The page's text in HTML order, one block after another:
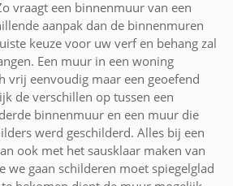
vraagt een binnenmuur van een
aanpak dan de binnenmuren
keuze voor uw verf en behang zal
Een muur in een woning
vrij eenvoudig maar een geoefend
de verschillen op tussen een
binnenmuur en een muur die
werd geschilderd. Alles bij een
ook met het sausklaar maken van
we gaan schilderen moet spiegelglad